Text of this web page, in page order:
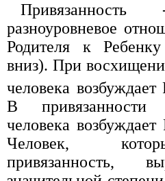
разноуровневое
Родителя к
вниз). При
человека
В привязанности
человека
Человек,